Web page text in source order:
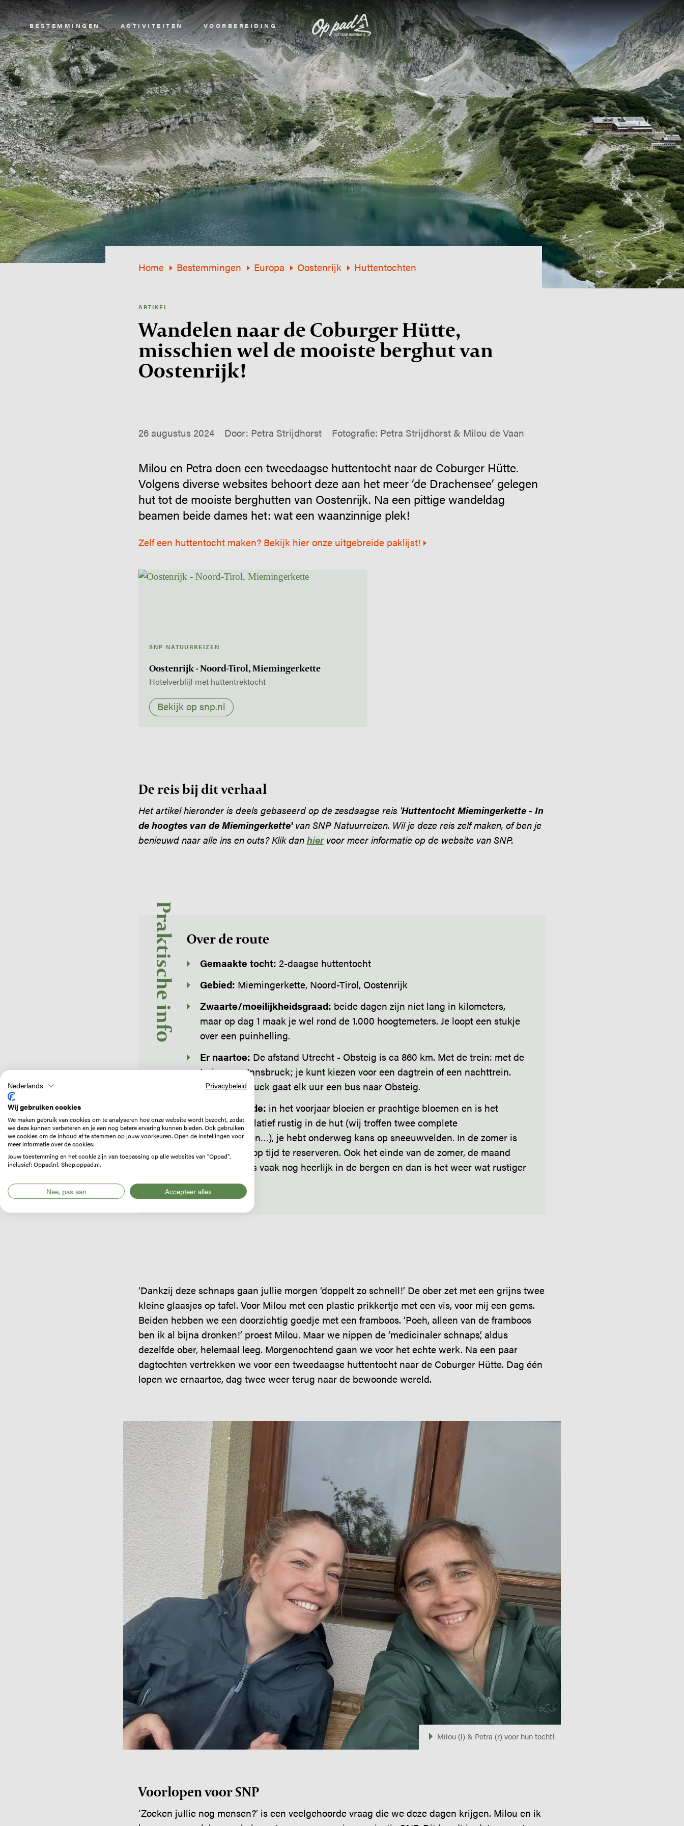
BESTEMMINGEN ACTIVITEITEN VOORBEREIDING
Image
Home Bestemmingen Europa Oostenrijk Huttentochten
ARTIKEL
Wandelen naar de Coburger Hütte,
misschien wel de mooiste berghut van
Oostenrijk!
26 augustus 2024 Door: Petra Strijdhorst Fotografie: Petra Strijdhorst & Milou de Vaan
SNP NATUURREIZEN
Oostenrijk - Noord-Tirol, Miemingerkette
Hotelverblijf met huttentrektocht
Bekijk op snp.nl
Milou en Petra doen een tweedaagse huttentocht naar de Coburger Hütte.
Volgens diverse websites behoort deze aan het meer ‘de Drachensee’ gelegen
hut tot de mooiste berghutten van Oostenrijk. Na een pittige wandeldag
beamen beide dames het: wat een waanzinnige plek!
Zelf een huttentocht maken? Bekijk hier onze uitgebreide paklijst!
De reis bij dit verhaal
Het artikel hieronder is deels gebaseerd op de zesdaagse reis 'Huttentocht Miemingerkette - In
de hoogtes van de Miemingerkette'van SNP Natuurreizen. Wil je deze reis zelf maken, of ben je
benieuwd naar alle ins en outs? Klik danhier voor meer informatie op de website van SNP.
Praktische info Over de route
Gemaakte tocht: 2-daagse huttentocht
Gebied: Miemingerkette, Noord-Tirol, Oostenrijk
Zwaarte/moeilijkheidsgraad: beide dagen zijn niet lang in kilometers,
maar op dag 1 maak je wel rond de 1.000 hoogtemeters. Je loopt een stukje
over een puinhelling.
Er naartoe: De afstand Utrecht - Obsteig is ca 860 km. Met de trein: met de
trein naar Innsbruck; je kunt kiezen voor een dagtrein of een nachttrein.
Vanaf Innsbruck gaat elk uur een bus naar Obsteig.
Beste periode: in het voorjaar bloeien er prachtige bloemen en is het
(meestal!) relatief rustig in de hut (wij troffen twee complete
schoolklassen…), je hebt onderweg kans op sneeuwvelden. In de zomer is
het slim om op tijd te reserveren. Ook het einde van de zomer, de maand
september, is vaak nog heerlijk in de bergen en dan is het weer wat rustiger
in de hutten.
‘Dankzij deze schnaps gaan jullie morgen ‘doppelt zo schnell!’ De ober zet met een grijns twee
kleine glaasjes op tafel. Voor Milou met een plastic prikkertje met een vis, voor mij een gems.
Beiden hebben we een doorzichtig goedje met een framboos. ‘Poeh, alleen van de framboos
ben ik al bijna dronken!’ proest Milou. Maar we nippen de ‘medicinaler schnaps’, aldus
dezelfde ober, helemaal leeg. Morgenochtend gaan we voor het echte werk. Na een paar
dagtochten vertrekken we voor een tweedaagse huttentocht naar de Coburger Hütte. Dag één
lopen we ernaartoe, dag twee weer terug naar de bewoonde wereld.
Image
Milou (l) & Petra (r) voor hun tocht!
Voorlopen voor SNP
‘Zoeken jullie nog mensen?’ is een veelgehoorde vraag die we deze dagen krijgen. Milou en ik
Nederlands Privacybeleid
Wij gebruiken cookies
We maken gebruik van cookies om te analyseren hoe onze website wordt bezocht, zodat
we deze kunnen verbeteren en je een nog betere ervaring kunnen bieden. Ook gebruiken
we cookies om de inhoud af te stemmen op jouw voorkeuren. Open de instellingen voor
meer informatie over de cookies.
Jouw toestemming en het cookie zijn van toepassing op alle websites van "Oppad",
inclusief: Oppad.nl, Shop.oppad.nl.
Nee, pas aan Accepteer alles